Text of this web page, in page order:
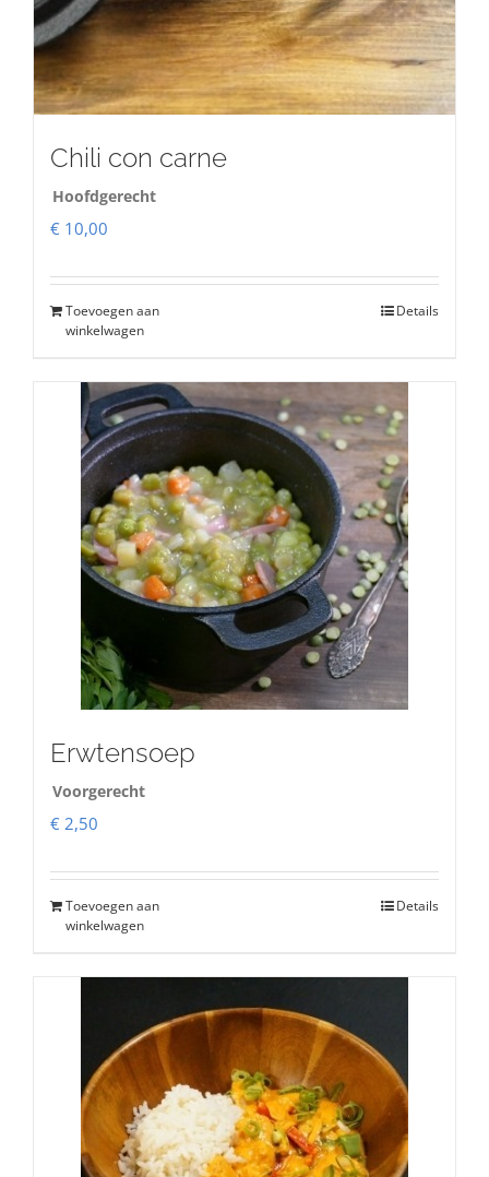
Chili con carne
Hoofdgerecht
€ 10,00
Toevoegen aan
winkelwagen
Details
Erwtensoep
Voorgerecht
€ 2,50
Toevoegen aan
winkelwagen
Details